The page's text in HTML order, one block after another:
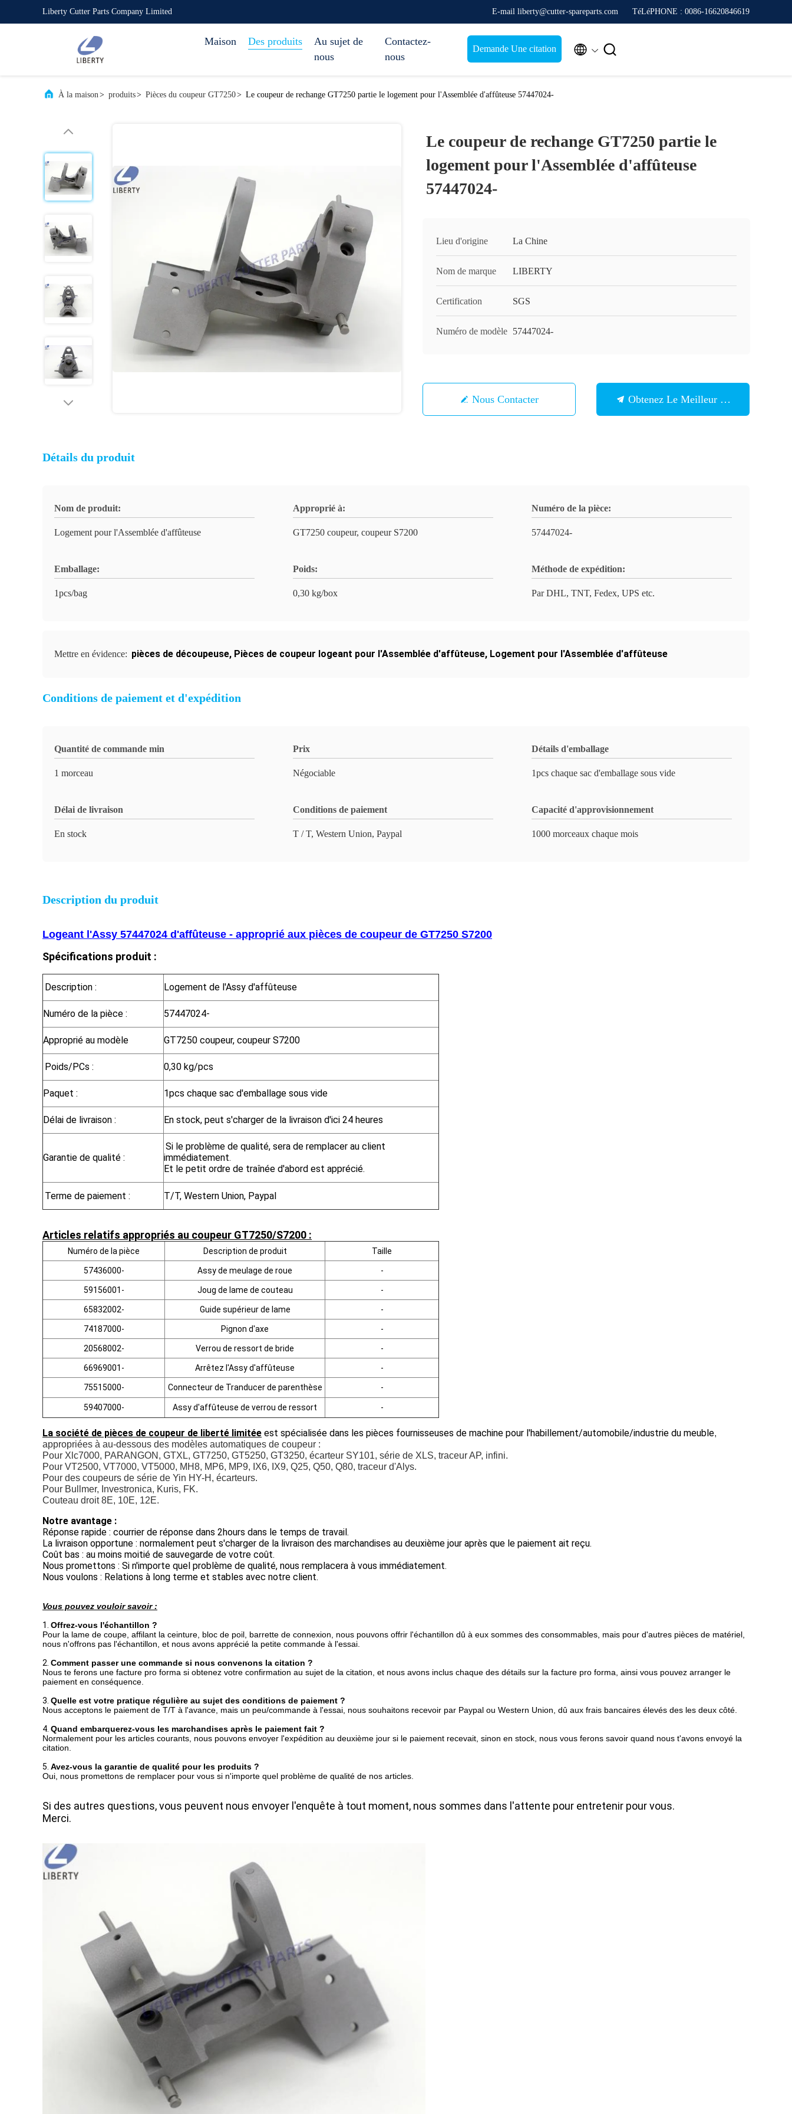
Liberty Cutter Parts Company Limited E-mail liberty@cutter-spareparts.com TéLéPHONE : 0086-16620846619
Maison Des produits
Au sujet de
nous
Contactez-
nous
Demande Une citation  
À la maison> produits> Pièces du coupeur GT7250> Le coupeur de rechange GT7250 partie le logement pour l'Assemblée d'affûteuse 57447024-
Le coupeur de rechange GT7250 partie le
logement pour l'Assemblée d'affûteuse
57447024-
Lieu d'origine La Chine
Nom de marque LIBERTY
Certification SGS
Numéro de modèle 57447024-
Nous Contacter Obtenez Le Meilleur Prix
Détails du produit
Nom de produit:
Logement pour l'Assemblée d'affûteuse
Approprié à:
GT7250 coupeur, coupeur S7200
Numéro de la pièce:
57447024-
Emballage:
1pcs/bag
Poids:
0,30 kg/box
Méthode de expédition:
Par DHL, TNT, Fedex, UPS etc.
Mettre en évidence: pièces de découpeuse, Pièces de coupeur logeant pour l'Assemblée d'affûteuse, Logement pour l'Assemblée d'affûteuse
Conditions de paiement et d'expédition
Quantité de commande min
1 morceau
Prix
Négociable
Détails d'emballage
1pcs chaque sac d'emballage sous vide
Délai de livraison
En stock
Conditions de paiement
T / T, Western Union, Paypal
Capacité d'approvisionnement
1000 morceaux chaque mois
Description du produit
Logeant l'Assy 57447024 d'affûteuse - approprié aux pièces de coupeur de GT7250 S7200
Spécifications produit :
Description : Logement de l'Assy d'affûteuse
Numéro de la pièce : 57447024-
Approprié au modèle GT7250 coupeur, coupeur S7200
Poids/PCs : 0,30 kg/pcs
Paquet : 1pcs chaque sac d'emballage sous vide
Délai de livraison : En stock, peut s'charger de la livraison d'ici 24 heures
Garantie de qualité :
Si le problème de qualité, sera de remplacer au client
immédiatement.
Et le petit ordre de traînée d'abord est apprécié.
Terme de paiement : T/T, Western Union, Paypal
Articles relatifs appropriés au coupeur GT7250/S7200 :
Numéro de la pièce Description de produit Taille
57436000- Assy de meulage de roue -
59156001- Joug de lame de couteau -
65832002- Guide supérieur de lame -
74187000- Pignon d'axe -
20568002- Verrou de ressort de bride -
66969001- Arrêtez l'Assy d'affûteuse -
75515000- Connecteur de Tranducer de parenthèse -
59407000- Assy d'affûteuse de verrou de ressort -
La société de pièces de coupeur de liberté limitée est spécialisée dans les pièces fournisseuses de machine pour l'habillement/automobile/industrie du meuble,
appropriées à au-dessous des modèles automatiques de coupeur :
Pour Xlc7000, PARANGON, GTXL, GT7250, GT5250, GT3250, écarteur SY101, série de XLS, traceur AP, infini.
Pour VT2500, VT7000, VT5000, MH8, MP6, MP9, IX6, IX9, Q25, Q50, Q80, traceur d'Alys.
Pour des coupeurs de série de Yin HY-H, écarteurs.
Pour Bullmer, Investronica, Kuris, FK.
Couteau droit 8E, 10E, 12E.
Notre avantage :
Réponse rapide : courrier de réponse dans 2hours dans le temps de travail.
La livraison opportune : normalement peut s'charger de la livraison des marchandises au deuxième jour après que le paiement ait reçu.
Coût bas : au moins moitié de sauvegarde de votre coût.
Nous promettons : Si n'importe quel problème de qualité, nous remplacera à vous immédiatement.
Nous voulons : Relations à long terme et stables avec notre client.
Vous pouvez vouloir savoir :
1. Offrez-vous l'échantillon ?
Pour la lame de coupe, affilant la ceinture, bloc de poil, barrette de connexion, nous pouvons offrir l'échantillon dû à eux sommes des consommables, mais pour d'autres pièces de matériel,
nous n'offrons pas l'échantillon, et nous avons apprécié la petite commande à l'essai.
2. Comment passer une commande si nous convenons la citation ?
Nous te ferons une facture pro forma si obtenez votre confirmation au sujet de la citation, et nous avons inclus chaque des détails sur la facture pro forma, ainsi vous pouvez arranger le
paiement en conséquence.
3. Quelle est votre pratique régulière au sujet des conditions de paiement ?
Nous acceptons le paiement de T/T à l'avance, mais un peu/commande à l'essai, nous souhaitons recevoir par Paypal ou Western Union, dû aux frais bancaires élevés des les deux côté.
4. Quand embarquerez-vous les marchandises après le paiement fait ?
Normalement pour les articles courants, nous pouvons envoyer l'expédition au deuxième jour si le paiement recevait, sinon en stock, nous vous ferons savoir quand nous t'avons envoyé la
citation.
5. Avez-vous la garantie de qualité pour les produits ?
Oui, nous promettons de remplacer pour vous si n'importe quel problème de qualité de nos articles.
Si des autres questions, vous peuvent nous envoyer l'enquête à tout moment, nous sommes dans l'attente pour entretenir pour vous.
Merci.